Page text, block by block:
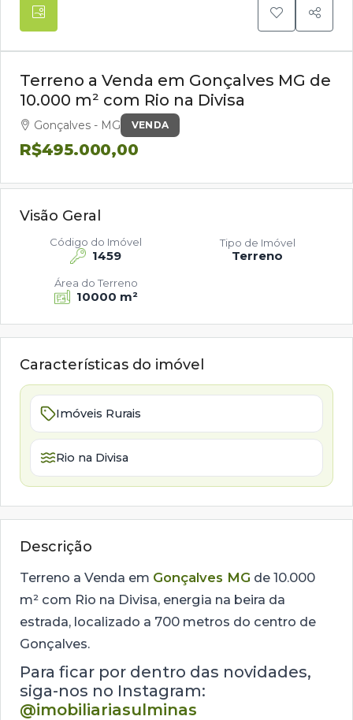
VENDA
Terreno a Venda em Gonçalves MG de
10.000 m² com Rio na Divisa
Gonçalves - MG
R$495.000,00
Visão Geral
1459
Código do Imóvel
Terreno
Tipo de Imóvel
10000 m²
Área do Terreno
Características do imóvel
Imóveis Rurais
Rio na Divisa
Descrição
Terreno a Venda em Gonçalves MG de 10.000
m² com Rio na Divisa, energia na beira da
estrada, localizado a 700 metros do centro de
Gonçalves.
Para ficar por dentro das novidades,
siga-nos no Instagram:
@imobiliariasulminas